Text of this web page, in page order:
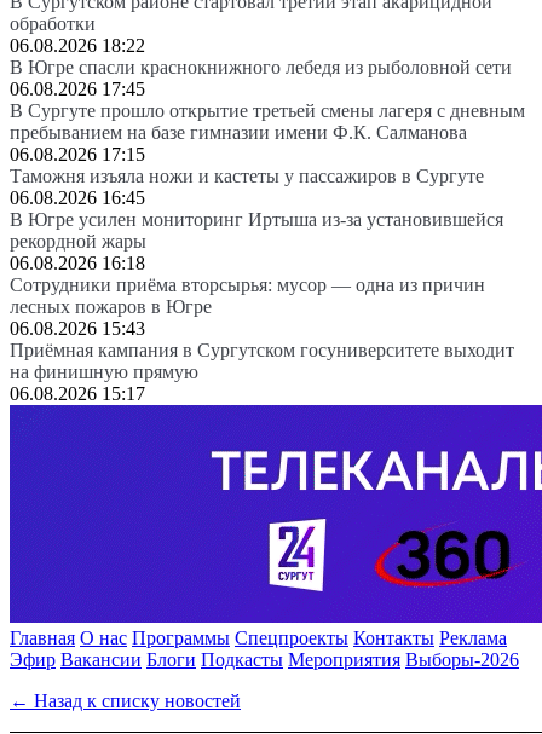
обработки
06.08.2026 18:22
В Югре спасли краснокнижного лебедя из рыболовной сети
06.08.2026 17:45
В Сургуте прошло открытие третьей смены лагеря с дневным
пребыванием на базе гимназии имени Ф.К. Салманова
06.08.2026 17:15
Таможня изъяла ножи и кастеты у пассажиров в Сургуте
06.08.2026 16:45
В Югре усилен мониторинг Иртыша из-за установившейся
рекордной жары
06.08.2026 16:18
Сотрудники приёма вторсырья: мусор — одна из причин
лесных пожаров в Югре
06.08.2026 15:43
Приёмная кампания в Сургутском госуниверситете выходит
на финишную прямую
06.08.2026 15:17
Главная О нас Программы Спецпроекты Контакты Реклама
Эфир Вакансии Блоги Подкасты Мероприятия Выборы-2026
← Назад к списку новостей